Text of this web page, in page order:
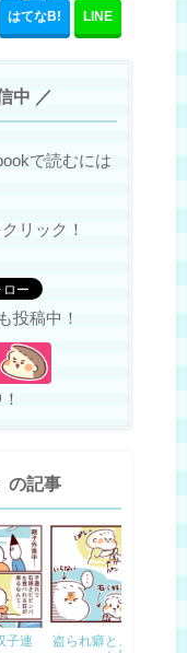
はてなB! LINE
中 ／
で読むには
リック！
投稿中！
の記事
子連
盗られ癖と、どうぞの